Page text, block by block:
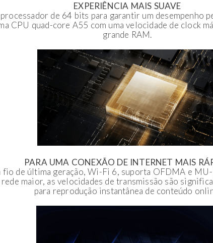
EXPERIÊNCIA MAIS SUAVE
de 64 bits para garantir um desempenho
CPU quad-core A55 com uma velocidade de clock
grande RAM.
PARA UMA CONEXÃO DE INTERNET MAIS
fio de última geração, Wi-Fi 6, suporta OFDMA e
rede maior, as velocidades de transmissão são
para reprodução instantânea de conteúdo